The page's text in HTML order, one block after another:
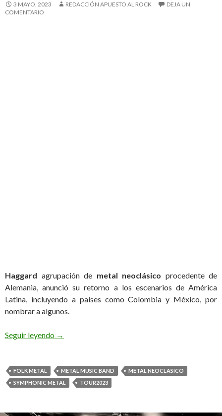
3 MAYO, 2023 REDACCIÓN APUESTO AL ROCK
DEJA UN
COMENTARIO
Haggard agrupación de metal neoclásico procedente de
Alemania, anunció su retorno a los escenarios de América
Latina, incluyendo a países como Colombia y México, por
nombrar a algunos.
Seguir leyendo Haggard en América Latina 2023
→
FOLK METAL METAL MUSIC BAND
METAL NEOCLASICO
SYMPHONIC METAL
TOUR2023